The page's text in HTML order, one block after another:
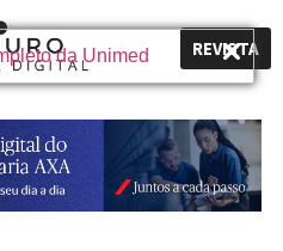
REVISTA